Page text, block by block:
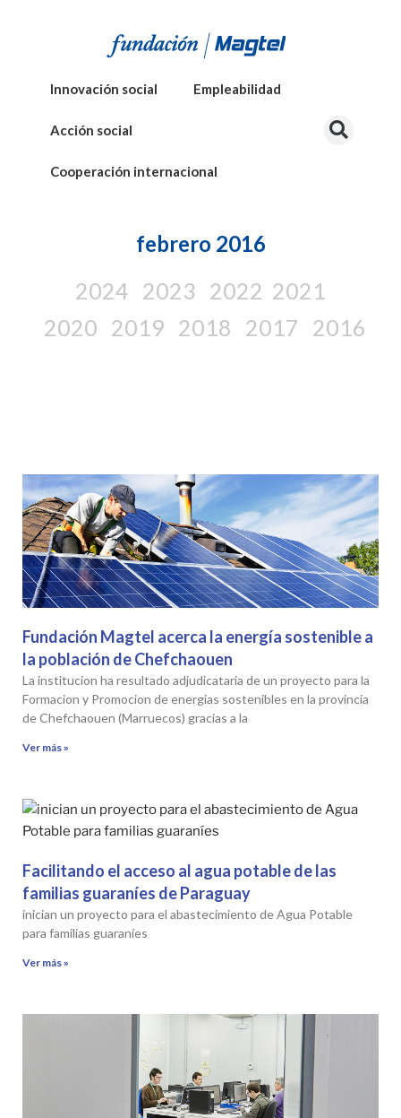
Innovación social Empleabilidad
Acción social
Cooperación internacional
febrero 2016
2024 2023 2022 2021
2020 2019 2018 2017 2016
Fundación Magtel acerca la energía sostenible a
la población de Chefchaouen
La institucion ha resultado adjudicataria de un proyecto para la
Formacion y Promocion de energias sostenibles en la provincia
de Chefchaouen (Marruecos) gracias a la
Ver más »
Facilitando el acceso al agua potable de las
familias guaraníes de Paraguay
inician un proyecto para el abastecimiento de Agua Potable
para familias guaraníes
Ver más »